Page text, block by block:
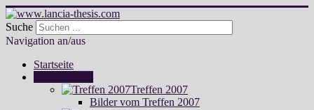
Suche
Navigation an/aus
Startseite
Treffen 2007
Bilder vom Treffen 2007